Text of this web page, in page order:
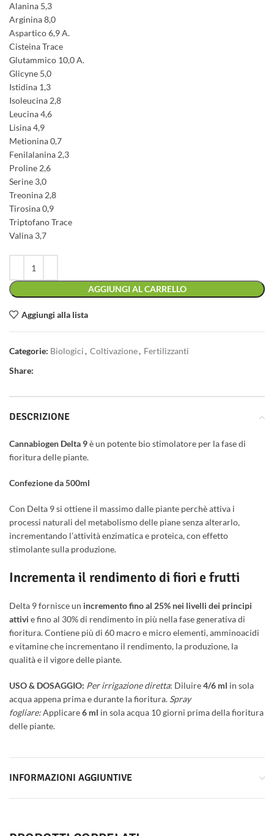
Alanina 5,3
Arginina 8,0
Aspartico 6,9 A.
Cisteina Trace
Glutammico 10,0 A.
Glicyne 5,0
Istidina 1,3
Isoleucina 2,8
Leucina 4,6
Lisina 4,9
Metionina 0,7
Fenilalanina 2,3
Proline 2,6
Serine 3,0
Treonina 2,8
Tirosina 0,9
Triptofano Trace
Valina 3,7
AGGIUNGI AL CARRELLO
Aggiungi alla lista
Categorie: Biologici, Coltivazione, Fertilizzanti
Share:
DESCRIZIONE
Cannabiogen Delta 9è un potente bio stimolatore per la fase di
fioritura delle piante.
Confezione da 500ml
Con Delta 9 si ottiene il massimo dalle piante perchè attiva i
processi naturali del metabolismo delle piane senza alterarlo,
incrementando l’attività enzimatica e proteica, con effetto
stimolante sulla produzione.
Incrementa il rendimento di fiori e frutti
Delta 9 fornisce un incremento fino al 25% nei livelli dei principi
attivi e fino al 30% di rendimento in più nella fase generativa di
fioritura. Contiene più di 60 macro e micro elementi, amminoacidi
e vitamine che incrementano il rendimento, la produzione, la
qualità e il vigore delle piante.
USO & DOSAGGIO: Per irrigazione diretta: Diluire4/6 ml in sola
acqua appena prima e durante la fioritura. Spray
fogliare:Applicare6 ml in sola acqua 10 giorni prima della fioritura
delle piante.
INFORMAZIONI AGGIUNTIVE